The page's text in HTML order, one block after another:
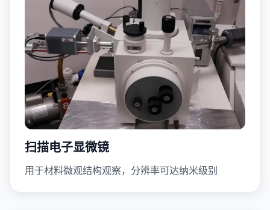
扫描电子显微镜
用于材料微观结构观察，分辨率可达纳米级别